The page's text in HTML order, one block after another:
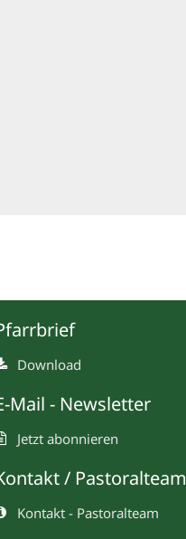
Download
Mail - Newsletter
Jetzt abonnieren
/ Pastoralteam
Kontakt - Pastoralteam